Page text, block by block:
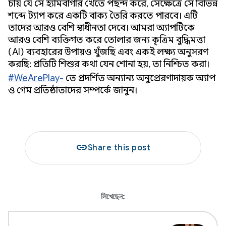
চায় যে সে হ্যামবার্গার খেতে পছন্দ করে, সেক্ষেত্রে সে বিভিন্ন
শব্দে ট্যাপ করে একটি বাক্য তৈরি করতে পারবে। এটি
তাদের আরও বেশি স্বাধীনতা দেবে। আমরা অ্যাপটিকে
আরও বেশি ব্যক্তিগত করে তোলার জন্য কৃত্রিম বুদ্ধিমত্তা
(AI) ব্যবহারের উপায়ও খুঁজছি এবং একই লক্ষ্য অনুসরণ
করছি: প্রতিটি শিশুর কথা যেন শোনা হয়, তা নিশ্চিত করা।
#WeArePlay- তে প্রদর্শিত অন্যান্য অনুপ্রেরণাদায়ক অ্যাপ
ও গেম প্রতিষ্ঠাতাদের সম্পর্কে জানুন।
linkShare this post
লিখেছেন: